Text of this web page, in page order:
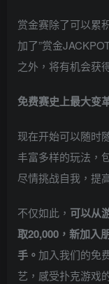
赏金赛除了可以累
加了”赏金
之外，将有机会获
免费赛史上最大变
现在开始可以随时
丰富多样的玩法，
尽情挑战自我，提
不仅如此， 可以从
取20,000，新加入
手。 加入我们的免
艺，感受扑克游戏